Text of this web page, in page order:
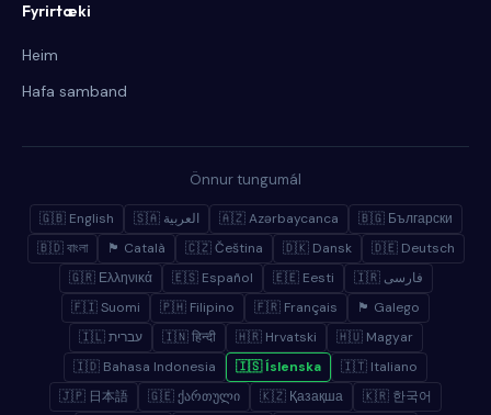
Fyrirtæki
Heim
Hafa samband
Önnur tungumál
🇬🇧 English 🇸🇦 العربية 🇦🇿 Azərbaycanca
🇧🇬 Български
🇧🇩 বাংলা
🏴 Català 🇨🇿 Čeština 🇩🇰 Dansk
🇩🇪 Deutsch
🇬🇷 Ελληνικά
🇪🇸 Español 🇪🇪 Eesti
🇮🇷 فارسی
🇫🇮 Suomi
🇵🇭 Filipino 🇫🇷 Français
🏴 Galego
🇮🇱 עברית
🇮🇳 हिन्दी 🇭🇷 Hrvatski
🇭🇺 Magyar
🇮🇩 Bahasa Indonesia
🇮🇸 Íslenska
🇮🇹 Italiano
🇯🇵 日本語
🇬🇪 ქართული 🇰🇿 Қазақша 🇰🇷 한국어